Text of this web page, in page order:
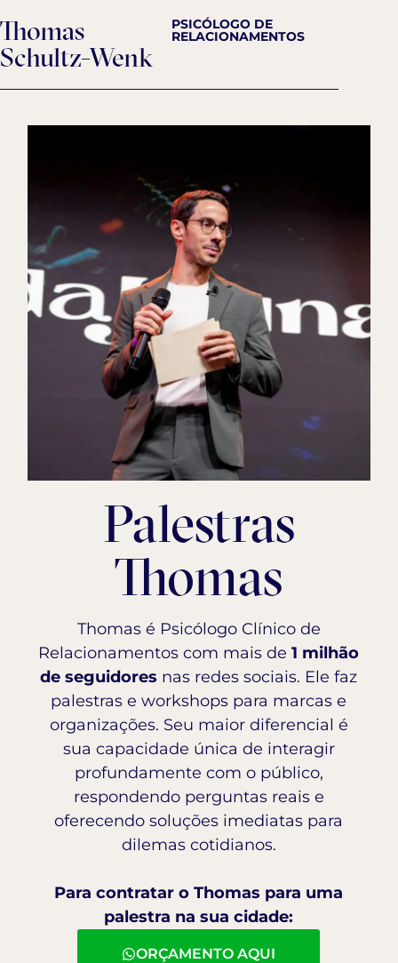
Thomas
Schultz-Wenk
PSICÓLOGO DE
RELACIONAMENTOS
Palestras
Thomas
Thomas é Psicólogo Clínico de
Relacionamentos com mais de1 milhão
de seguidores nas redes sociais. Ele faz
palestras e workshops para marcas e
organizações. Seu maior diferencial é
sua capacidade única de interagir
profundamente com o público,
respondendo perguntas reais e
oferecendo soluções imediatas para
dilemas cotidianos.
Para contratar o Thomas para uma
palestra na sua cidade:
ORÇAMENTO AQUI